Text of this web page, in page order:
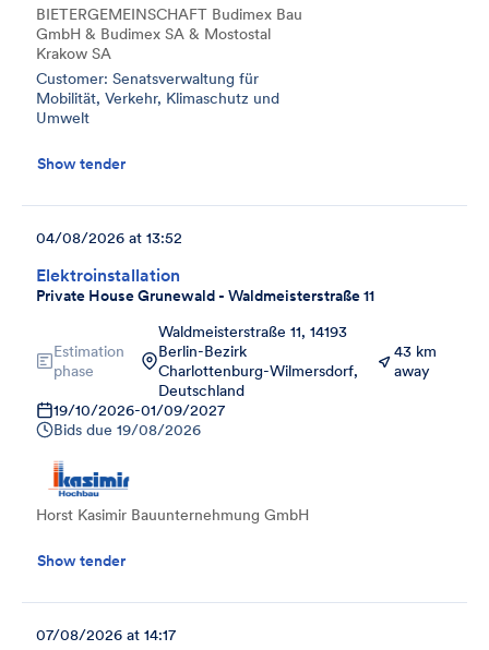
BIETERGEMEINSCHAFT Budimex Bau
GmbH & Budimex SA & Mostostal
Krakow SA
Customer: Senatsverwaltung für
Mobilität, Verkehr, Klimaschutz und
Umwelt
Show tender
Elektroinstallation
Private House Grunewald - Waldmeisterstraße 11
04/08/2026 at 13:52
Estimation
phase
Waldmeisterstraße 11, 14193
Berlin-Bezirk
Charlottenburg-Wilmersdorf,
Deutschland
43 km
away
19/10/2026-01/09/2027
Bids due 19/08/2026
Horst Kasimir Bauunternehmung GmbH
Show tender
07/08/2026 at 14:17